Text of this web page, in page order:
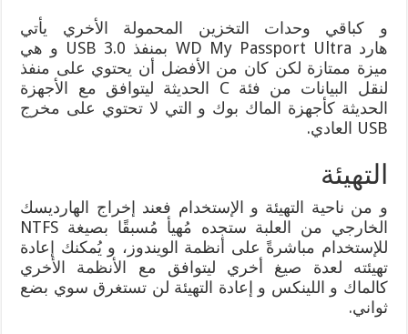
و كباقي وحدات التخزين المحمولة الأخري يأتي
هارد WD My Passport Ultra بمنفذ USB 3.0 و هي
ميزة ممتازة لكن كان من الأفضل أن يحتوي على منفذ
لنقل البيانات من فئة C الحديثة ليتوافق مع الأجهزة
الحديثة كأجهزة الماك بوك و التي لا تحتوي على مخرج
USB العادي.
التهيئة
و من ناحية التهيئة و الإستخدام فعند إخراج الهارديسك
الخارجي من العلبة ستجده مُهيأ مُسبقًا بصيغة NTFS
للإستخدام مباشرةً على أنظمة الويندوز، و يُمكنك إعادة
تهيئته لعدة صيغ أخري ليتوافق مع الأنظمة الأخري
كالماك و اللينكس و إعادة التهيئة لن تستغرق سوي بضع
ثواني.